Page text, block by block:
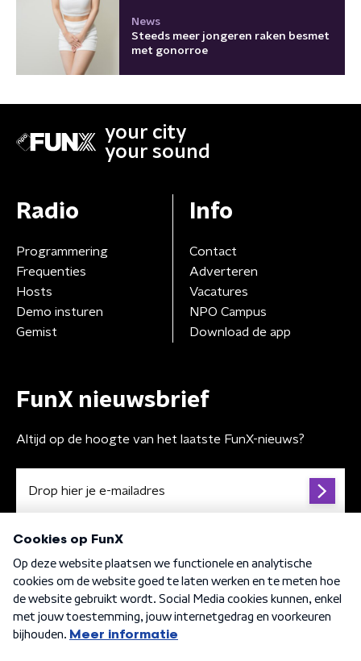
News
Steeds meer jongeren raken besmet
met gonorroe
your city
your sound
Radio
Programmering
Frequenties
Hosts
Demo insturen
Gemist
Info
Contact
Adverteren
Vacatures
NPO Campus
Download de app
FunX nieuwsbrief
Altijd op de hoogte van het laatste FunX-nieuws?
Algemene voorwaarden Privacybeleid